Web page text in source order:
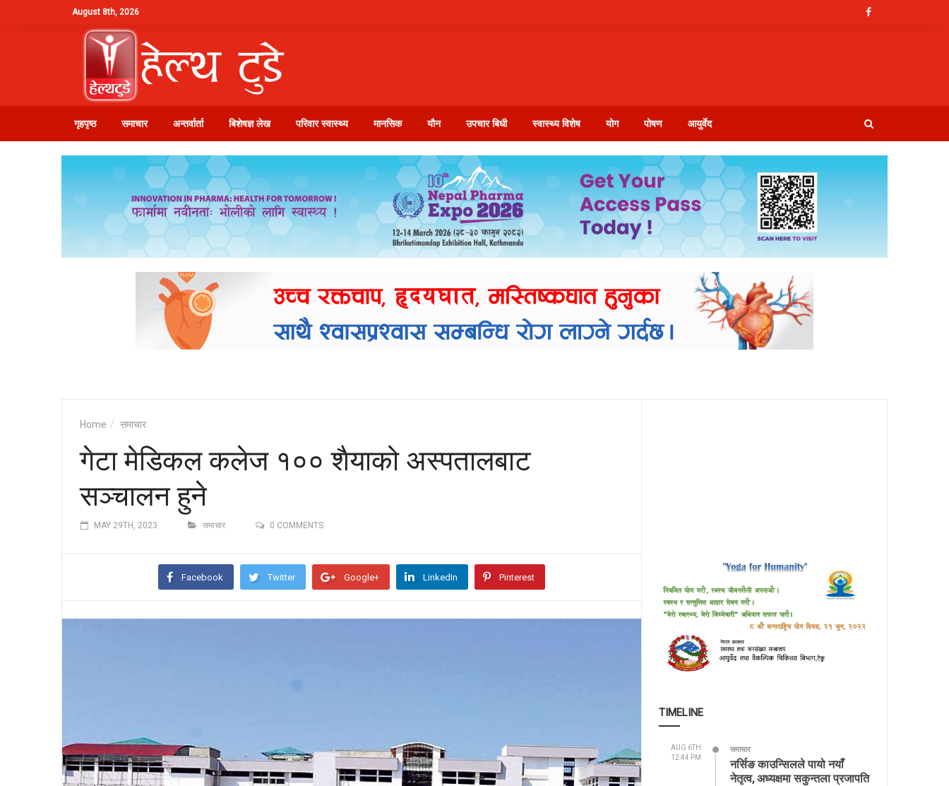
August 8th, 2026
गृहपृष्ठ समाचार अन्तर्वार्ता बिशेषज्ञ लेख परिवार स्वास्थ्य मानसिक यौन उपचार बिधी स्वास्थ्य विशेष योग पोषण आयुर्वेद
Home समाचार
गेटा मेडिकल कलेज १०० शैयाको अस्पतालबाट
सञ्चालन हुने
MAY 29TH, 2023 समाचार 0 COMMENTS
Facebook Twitter Google+ LinkedIn Pinterest
TIMELINE
AUG 6TH
12:44 PM
समाचार
नर्सिङ काउन्सिलले पायो नयाँ
नेतृत्व, अध्यक्षमा सकुन्तला प्रजापति